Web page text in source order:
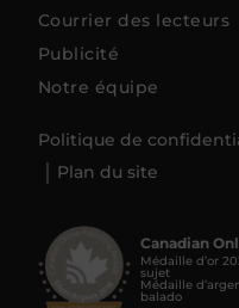
Courrier des lecteurs
Publicité
Notre équipe
Politique de
Plan du site
Canadian
Médaille d’or
sujet
Médaille
balado